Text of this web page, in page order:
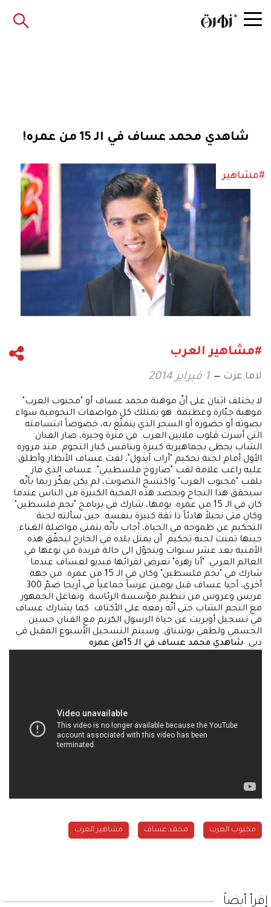
شاهدي محمد عساف في الـ 15 من عمره!
#مشاهير
#مشاهير العرب
لاما عزت 1 فبراير 2014
لا يختلف اثنان على أنّ موهبة محمد عساف أو "محبوب العرب"
موهبة جبّارة وعظيمة. هو يمتلك كل مواصفات النجومية سواء
بصوته أو حضوره أو السحر الذي يتمتّع به، خصوصاً ابتسامته
التي أسرت قلوب ملايين العرب. في فترة وجيزة، صار الفنان
الشاب يحظى بجماهيرية كبيرة وينافس كبار النجوم. منذ مروره
الأول أمام لجنة تحكيم "أراب آيدول"، لفت عساف الأنظار وأطلق
عليه راغب علامة لقب "صاروخ فلسطيني". عساف الذي فاز
بلقب "محبوب العرب" واكتسح التصويت، لم يكن يفكّر ربما بأنّه
سيحقق هذا النجاح ويحصد هذه المحبة الكبيرة من الناس عندما
كان في الـ 15 من عمره. يومها، شارك في برنامج "نجم فلسطين"
وكان فتى نحيلاً هادئاً ذا ثقة كبيرة بنفسه. حين سألته لجنة
التحكيم عن طموحه في الحياة، أجاب بأنّه يتمنى مواصلة الغناء.
حينها تمنت لجنة تحكيم أن يمثل بلده في الخارج ليحقّق هذه
الأمنية بعد عشر سنوات ويتحوّل الى حالة فريدة من نوعها في
العالم العربي. "أنا زهرة" تعرض لقرائها فيديو لعساف عندما
شارك في "نجم فلسطين" وكان في الـ 15 من عمره. من جهة
أخرى، أحيا عساف قبل يومين عرساً جماعياً في أريحا ضمّ 300
عريس وعروس من تنظيم مؤسسة الرئاسة. وتفاعل الجمهور
مع النجم الشاب حتى أنّه رفعه على الأكتاف. كما يشارك عساف
في تسجيل أوبريت عن حياة الرسول الكريم مع الفنان حسين
الجسمي ولطفي بوشناق. وسيتم التسجيل الأسبوع المقبل في
دبي. شاهدي محمد عساف في الـ 15من عمره
محبوب العرب محمد عساف مشاهير العرب
إقرأ أيضاً